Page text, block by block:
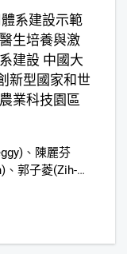
系建設示範
生培養與激
建設 中國大
新型國家和世
業科技園區
、 陳麗芬
、 郭子菱(Zih-